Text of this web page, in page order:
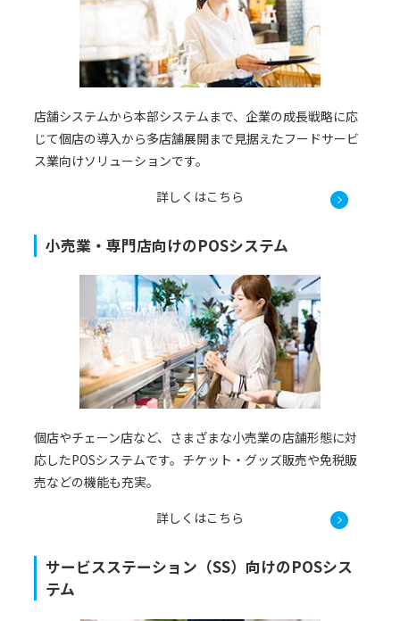
店舗システムから本部システムまで、企業の成長戦略に応
じて個店の導入から多店舗展開まで見据えたフードサービ
ス業向けソリューションです。
詳しくはこちら
小売業・専門店向けのPOSシステム
個店やチェーン店など、さまざまな小売業の店舗形態に対
応したPOSシステムです。チケット・グッズ販売や免税販
売などの機能も充実。
詳しくはこちら
サービスステーション（SS）向けのPOSシス
テム